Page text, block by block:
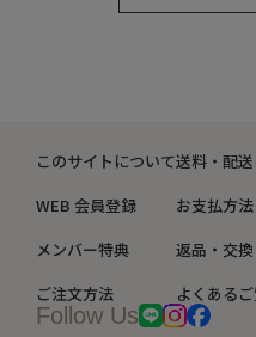
たるみ・むくみ
しわ・小じわ
肌荒れ
このサイトについて
WEB 会員登録
メンバー特典
ご注文方法
送料・配
お支払方法
返品・交
よくある
Follow Us